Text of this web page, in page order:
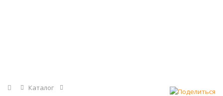
Главная
Каталог